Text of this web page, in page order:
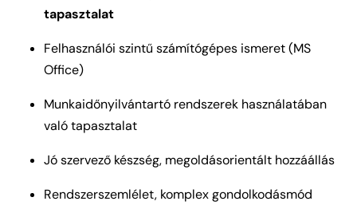
tapasztalat
Felhasználói szintű számítógépes ismeret (MS
Office)
Munkaidőnyilvántartó rendszerek használatában
való tapasztalat
Jó szervező készség, megoldásorientált hozzáállás
Rendszerszemlélet, komplex gondolkodásmód